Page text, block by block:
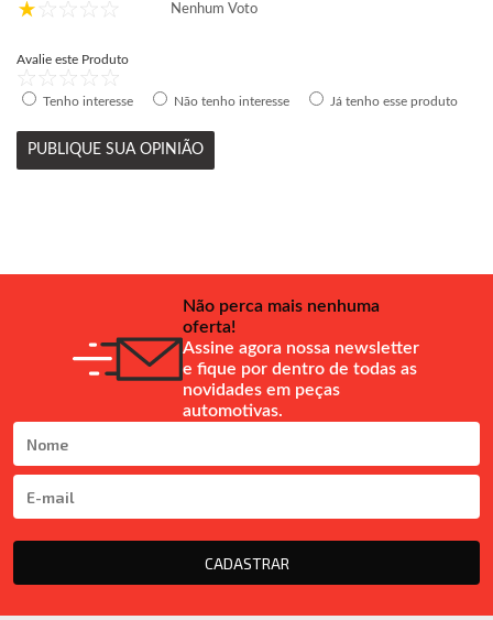
Nenhum Voto
Avalie este Produto
Tenho interesse Não tenho interesse Já tenho esse produto
PUBLIQUE SUA OPINIÃO
Não perca mais nenhuma
oferta!
Assine agora nossa newsletter
e fique por dentro de todas as
novidades em peças
automotivas.
CADASTRAR